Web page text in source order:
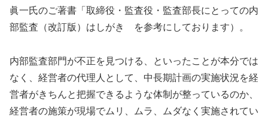
眞一氏のご著書「取締役・監査役・監査部長にとっての内
部監査（改訂版）はしがき を参考にしております）。
内部監査部門が不正を見つける、といったことが本分では
なく、経営者の代理人として、中長期計画の実施状況を経
営者がきちんと把握できるような体制が整っているのか、
経営者の施策が現場でムリ、ムラ、ムダなく実施されてい